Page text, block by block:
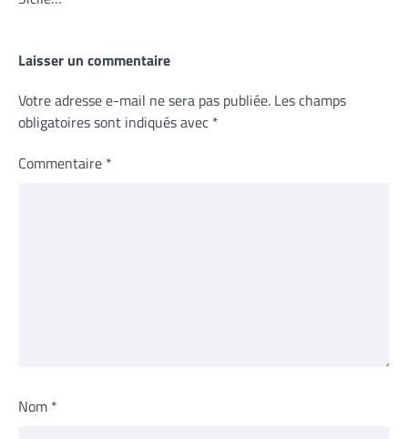
Laisser un commentaire
Votre adresse e-mail ne sera pas publiée. Les champs
obligatoires sont indiqués avec *
Commentaire *
Nom *